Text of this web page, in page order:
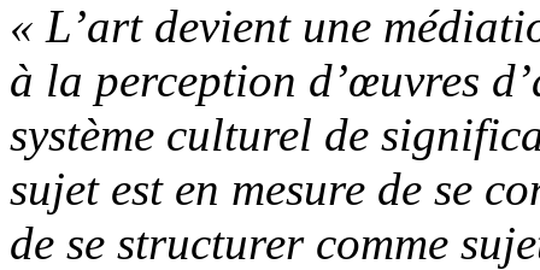
« L’art devient une
à la perception d’œuvres
système culturel de
sujet est en mesure de se
de se structurer comme